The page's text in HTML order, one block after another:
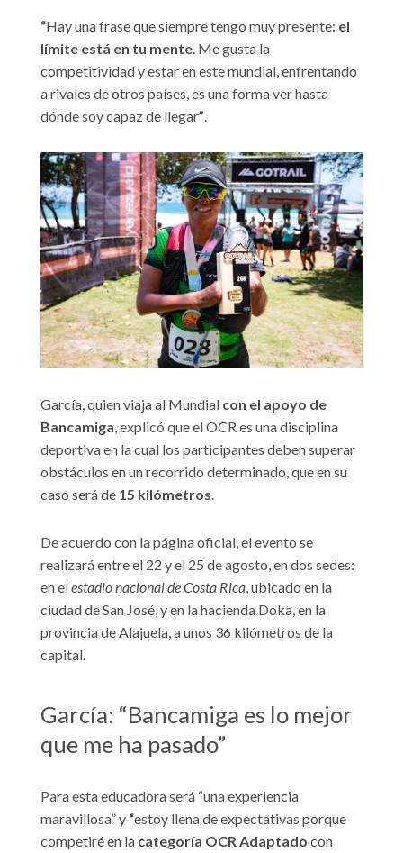
“Hay una frase que siempre tengo muy presente: el
límite está en tu mente. Me gusta la
competitividad y estar en este mundial, enfrentando
a rivales de otros países, es una forma ver hasta
dónde soy capaz de llegar”.
García, quien viaja al Mundial con el apoyo de
Bancamiga, explicó que el OCR es una disciplina
deportiva en la cual los participantes deben superar
obstáculos en un recorrido determinado, que en su
caso será de 15 kilómetros.
De acuerdo con la página oficial, el evento se
realizará entre el 22 y el 25 de agosto, en dos sedes:
en elestadio nacional de Costa Rica, ubicado en la
ciudad de San José, y en la hacienda Doka, en la
provincia de Alajuela, a unos 36 kilómetros de la
capital.
García: “Bancamiga es lo mejor
que me ha pasado”
Para esta educadora será “una experiencia
maravillosa” y “estoy llena de expectativas porque
competiré en la categoría OCR Adaptado con